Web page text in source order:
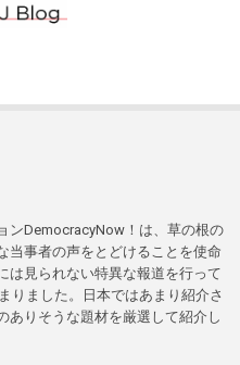
ンDemocracyNow！は、草の根の
当事者の声をとどけることを使命
は見られない特異な報道を行って
りました。日本ではあまり紹介さ
ありそうな題材を厳選して紹介し